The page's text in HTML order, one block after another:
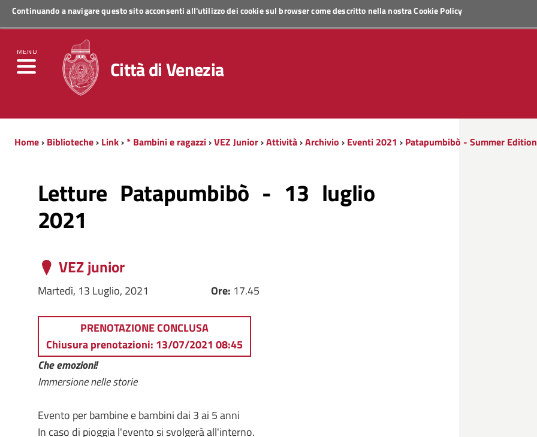
Continuando a navigare questo sito acconsenti all'utilizzo dei cookie sul browser come descritto nella nostraCookie Policy
MENU
Regione Veneto
Città di Venezia
Home› Biblioteche› Link›* Bambini e ragazzi›VEZ Junior›Attività›Archivio › Eventi 2021 › Patapumbibò - Summer
Letture Patapumbibò - 13 luglio
2021
VEZ junior
Martedì, 13 Luglio, 2021 Ore: 17.45
PRENOTAZIONE CONCLUSA
Chiusura prenotazioni: 13/07/2021 08:45
Che emozioni!
Immersione nelle storie
Evento per bambine e bambini dai 3 ai 5 anni
In caso di pioggia l'evento si svolgerà all'interno.